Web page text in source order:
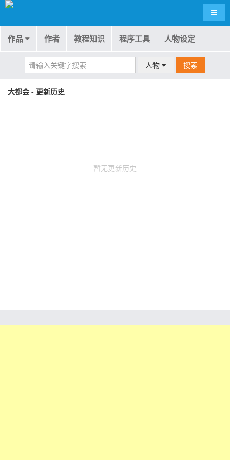
导航
作品 作者 教程知识 程序工具 人物设定
人物 搜索
大都会 - 更新历史
暂无更新历史